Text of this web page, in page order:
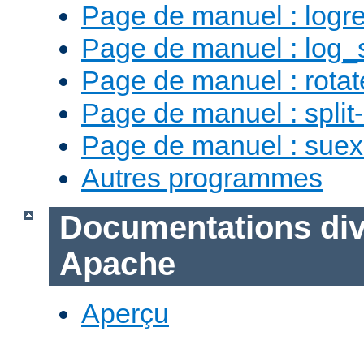
Page de manuel :
Page de manuel :
Page de manuel :
Page de manuel :
Page de manuel :
Autres programmes
Documentations
Apache
Aperçu